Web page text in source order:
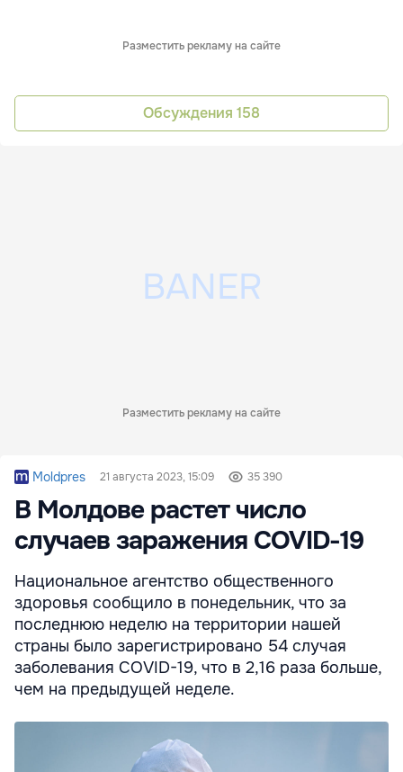
Разместить рекламу на сайте
Обсуждения 158
Разместить рекламу на сайте
Moldpres 21 августа 2023, 15:09 35 390
В Молдове растет число
случаев заражения COVID-19
Национальное агентство общественного
здоровья сообщило в понедельник, что за
последнюю неделю на территории нашей
страны было зарегистрировано 54 случая
заболевания COVID-19, что в 2,16 раза больше,
чем на предыдущей неделе.